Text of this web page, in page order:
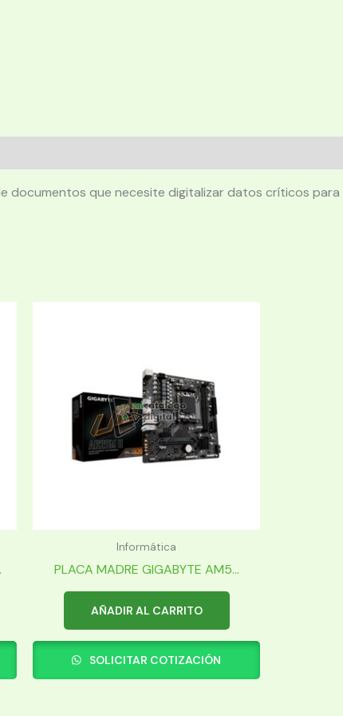
documentos que necesite digitalizar datos críticos
Informática
PLACA MADRE GIGABYTE AM5...
AÑADIR AL CARRITO
SOLICITAR COTIZACIÓN